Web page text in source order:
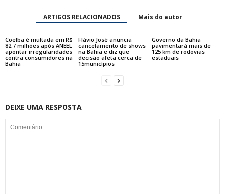
ARTIGOS RELACIONADOS Mais do autor
Coelba é multada em R$
82,7 milhões após ANEEL
apontar irregularidades
contra consumidores na
Bahia
Flávio José anuncia
cancelamento de shows
na Bahia e diz que
decisão afeta cerca de
15municípios
Governo da Bahia
pavimentará mais de
125 km de rodovias
estaduais
DEIXE UMA RESPOSTA